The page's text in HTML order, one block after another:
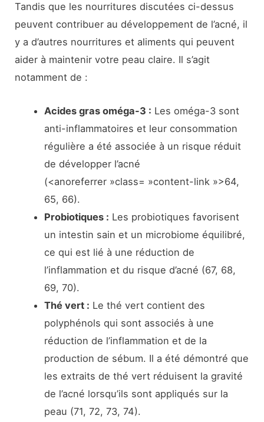
Tandis que les nourritures discutées ci-dessus
peuvent contribuer au développement de l’acné, il
y a d’autres nourritures et aliments qui peuvent
aider à maintenir votre peau claire. Il s’agit
notamment de :
Acides gras oméga-3 : Les oméga-3 sont
anti-inflammatoires et leur consommation
régulière a été associée à un risque réduit
de développer l’acné
(<anoreferrer »class= »content-link »>64,
65, 66).
Probiotiques : Les probiotiques favorisent
un intestin sain et un microbiome équilibré,
ce qui est lié à une réduction de
l’inflammation et du risque d’acné (67, 68,
69, 70).
Thé vert : Le thé vert contient des
polyphénols qui sont associés à une
réduction de l’inflammation et de la
production de sébum. Il a été démontré que
les extraits de thé vert réduisent la gravité
de l’acné lorsqu’ils sont appliqués sur la
peau (71, 72, 73, 74).